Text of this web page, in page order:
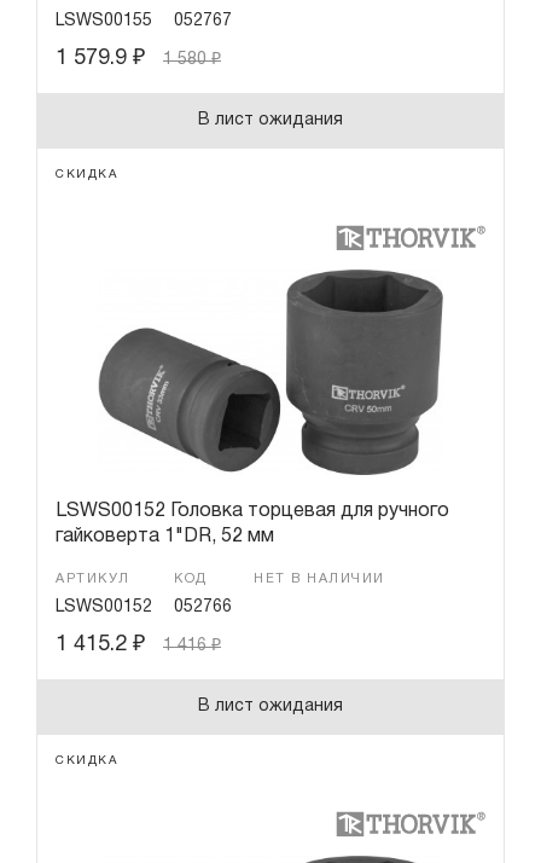
LSWS00155 052767
1 579.9 ₽ 1 580₽
В лист ожидания
СКИДКА
LSWS00152 Головка торцевая для ручного
гайковерта 1"DR, 52 мм
АРТИКУЛ
LSWS00152
КОД
052766
НЕТ В НАЛИЧИИ
1 415.2 ₽ 1 416₽
В лист ожидания
СКИДКА